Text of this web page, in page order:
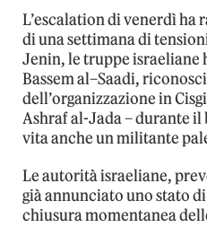
L’escalation di venerdì
di una settimana di
Jenin, le truppe
Bassem al–Saadi,
dell’organizzazione in
Ashraf al-Jada – durante
vita anche un militante
Le autorità israeliane,
già annunciato uno stato
chiusura momentanea